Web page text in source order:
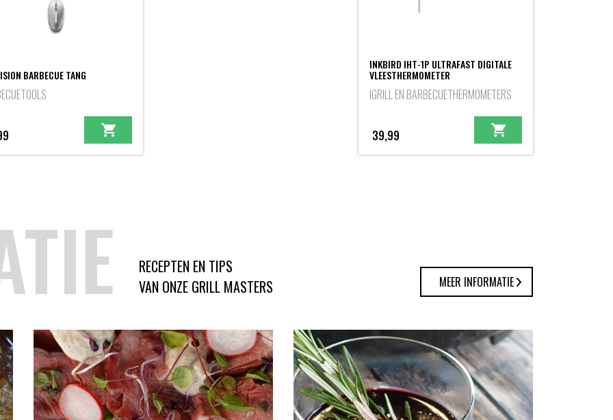
BARBECUE TANG
INKBIRD IHT-1P ULTRAFAST DIGITALE
VLEESTHERMOMETER
IGRILL EN BARBECUETHERMOMETERS
39,99
RECEPTEN EN TIPS
VAN ONZE GRILL MASTERS
MEER INFORMATIE